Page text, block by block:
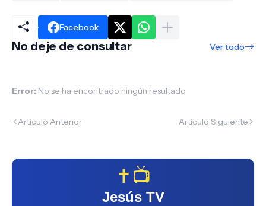
Facebook
No deje de consultar Ver todo
Error: No se ha encontrado ningún resultado
Artículo Anterior Artículo Siguiente
✝️📺
Jesús TV